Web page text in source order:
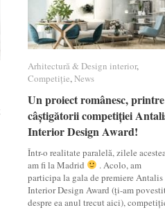
Arhitectură & Design interior,
Competiție,News
Un proiect românesc, printre
câștigătorii competiției
Interior Design Award!
Într-o realitate paralelă, zilele
am fi la Madrid
. Acolo, am
participa la gala de premiere Antalis
Interior Design Award (ți-am
despre ea anul trecut aici),
Arhitectură & Design interior
Competiție News
Un proiect românesc, printre
câștigătorii competiției
Interior Design Award!